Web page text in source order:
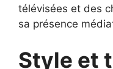
télévisées et des
sa présence
Style et